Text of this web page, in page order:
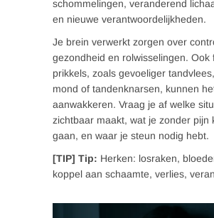
schommelingen, veranderend
en nieuwe verantwoordelijkheden.
Je brein verwerkt zorgen over
gezondheid en rolwisselingen. Ook
prikkels, zoals gevoeliger
mond of tandenknarsen, kunnen
aanwakkeren. Vraag je af welke
zichtbaar maakt, wat je zonder pijn
gaan, en waar je steun nodig hebt.
[TIP] Tip: Herken: losraken,
koppel aan schaamte, verlies,